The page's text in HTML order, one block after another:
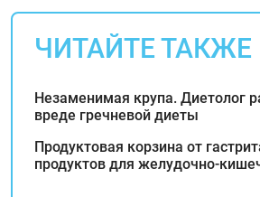
ЧИТАЙТЕ ТАКЖЕ
Незаменимая крупа. Диетолог
вреде гречневой диеты
Продуктовая корзина от
продуктов для желудочно-